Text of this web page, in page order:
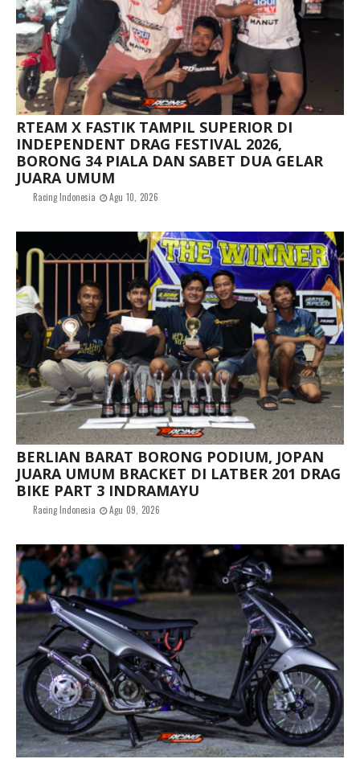
RTEAM X FASTIK TAMPIL SUPERIOR DI
INDEPENDENT DRAG FESTIVAL 2026,
BORONG 34 PIALA DAN SABET DUA GELAR
JUARA UMUM
Racing Indonesia Agu 10, 2026
BERLIAN BARAT BORONG PODIUM, JOPAN
JUARA UMUM BRACKET DI LATBER 201 DRAG
BIKE PART 3 INDRAMAYU
Racing Indonesia Agu 09, 2026